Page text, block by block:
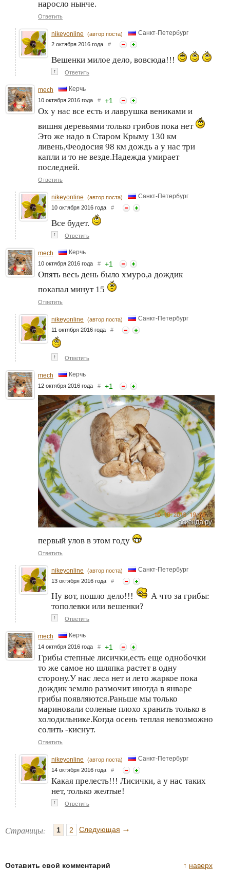
наросло нынче.
Ответить
nikeyonline (автор поста) Санкт-Петербург
2 октября 2016 года #
Вешенки милое дело, вовсюда!!!
↑ Ответить
mech Керчь
10 октября 2016 года # +1
Ох у нас все есть и лаврушка вениками и
вишня деревьями только грибов пока нет
Это же надо в Старом Крыму 130 км
ливень,Феодосия 98 км дождь а у нас три
капли и то не везде.Надежда умирает
последней.
Ответить
nikeyonline (автор поста) Санкт-Петербург
10 октября 2016 года #
Все будет.
↑ Ответить
mech Керчь
10 октября 2016 года # +1
Опять весь день было хмуро,а дождик
покапал минут 15
Ответить
nikeyonline (автор поста) Санкт-Петербург
11 октября 2016 года #
↑ Ответить
mech Керчь
12 октября 2016 года # +1
первый улов в этом году
Ответить
nikeyonline (автор поста) Санкт-Петербург
13 октября 2016 года #
Ну вот, пошло дело!!!
А что за грибы:
тополевки или вешенки?
↑ Ответить
mech Керчь
14 октября 2016 года # +1
Грибы степные лисички,есть еще однобочки
то же самое но шляпка растет в одну
сторону.У нас леса нет и лето жаркое пока
дождик землю размочит иногда в январе
грибы появляются.Раньше мы только
мариновали соленые плохо хранить только в
холодильнике.Когда осень теплая невозможно
солить -киснут.
Ответить
nikeyonline (автор поста) Санкт-Петербург
14 октября 2016 года #
Какая прелесть!!! Лисички, а у нас таких
нет, только желтые!
↑ Ответить
Страницы: 1 2 Следующая →
↑ наверх
Оставить свой комментарий